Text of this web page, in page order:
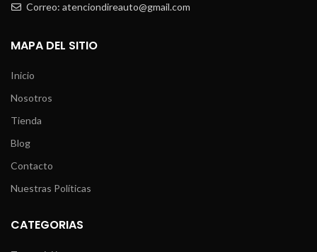
Correo: atenciondireauto@gmail.com
MAPA DEL SITIO
Inicio
Nosotros
Tienda
Blog
Contacto
Nuestras Políticas
CATEGORIAS